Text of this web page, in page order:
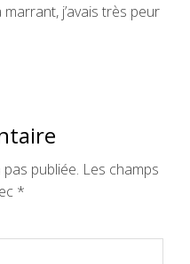
j’avais très peur
publiée. Les champs
*